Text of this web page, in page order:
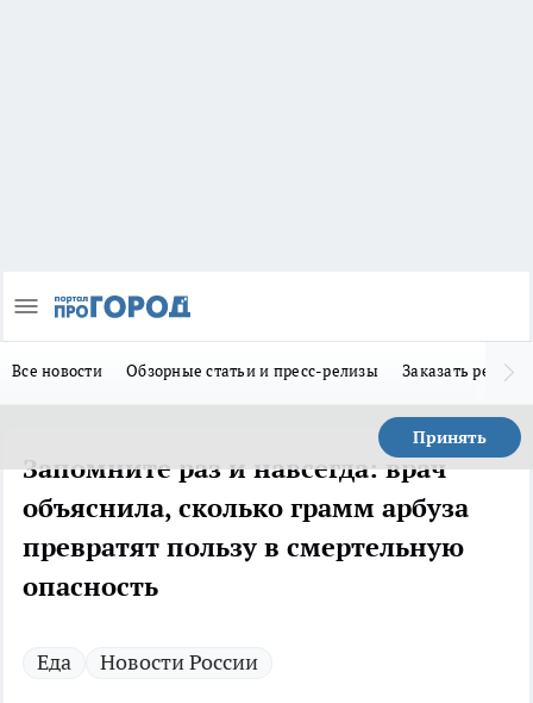
Все новости Обзорные статьи и пресс-релизы Заказать
Принять
Запомните раз и навсегда: врач
объяснила, сколько грамм арбуза
превратят пользу в смертельную
опасность
Еда Новости России